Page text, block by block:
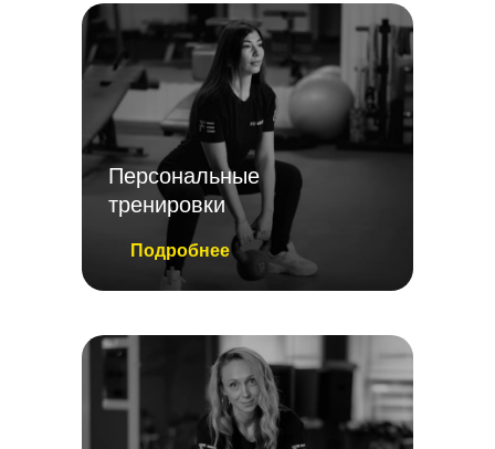
Персональные
тренировки
Подробнее